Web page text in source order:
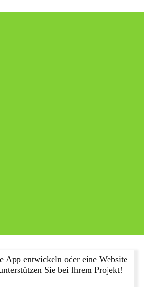
App entwickeln oder eine Website
Sie bei Ihrem Projekt!